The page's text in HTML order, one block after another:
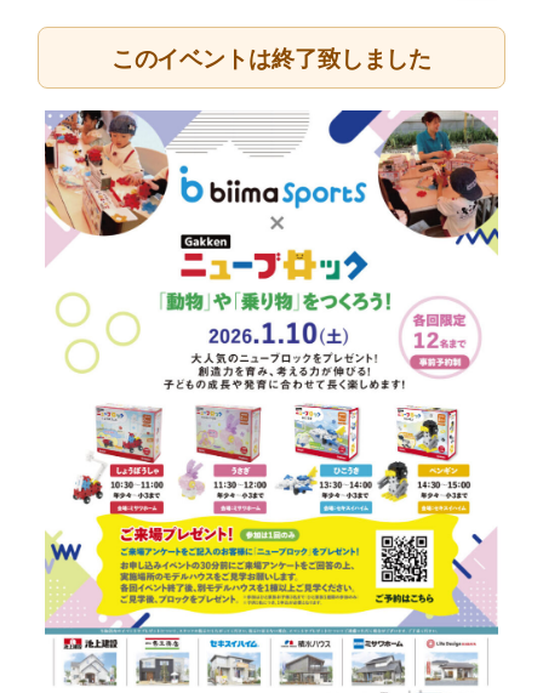
このイベントは終了致しました